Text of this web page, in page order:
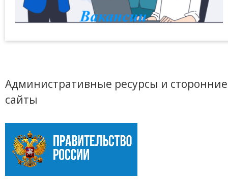
Административные ресурсы и сторонние
сайты